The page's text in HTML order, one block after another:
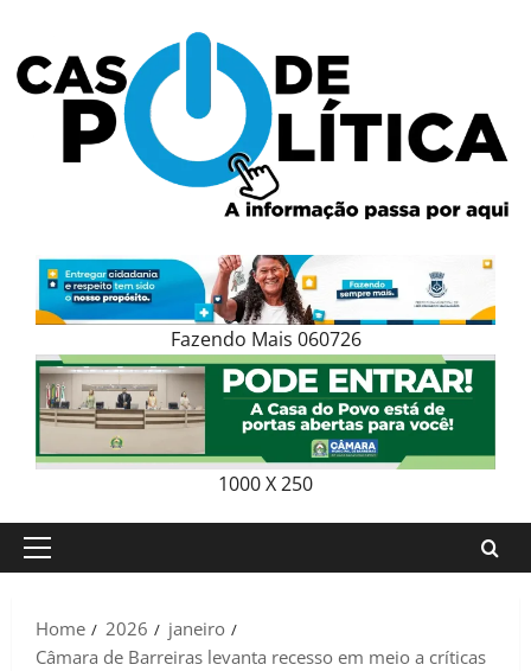
content
Fazendo Mais 060726
1000 X 250
Primary
Home
2026
janeiro
Câmara de Barreiras levanta recesso em meio a críticas